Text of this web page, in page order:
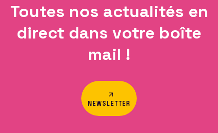
Toutes nos actualités en
direct dans votre boîte
mail !
NEWSLETTER